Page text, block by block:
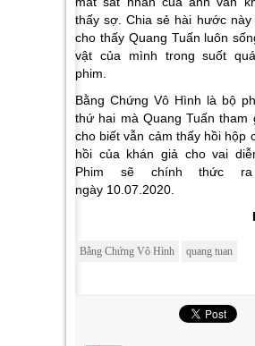
thấy sợ. Chia sẻ hài hước
cho thấy Quang Tuấn luôn
vật của mình trong suốt
phim.
Bằng Chứng Vô Hình là bộ
thứ hai mà Quang Tuấn tham
cho biết vẫn cảm thấy hồi hộp
hồi của khán giả cho vai
Phim sẽ chính thức
ngày 10.07.2020.
Bằng Chứng Vô Hình quang tuan